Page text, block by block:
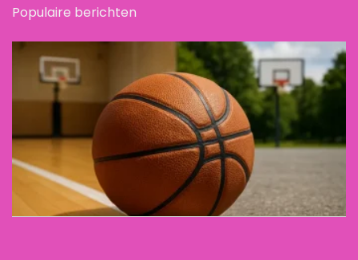
Populaire berichten